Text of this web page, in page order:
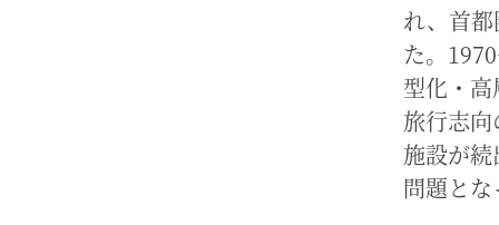
れ、首
た。
型化・
旅行志
施設が
問題と